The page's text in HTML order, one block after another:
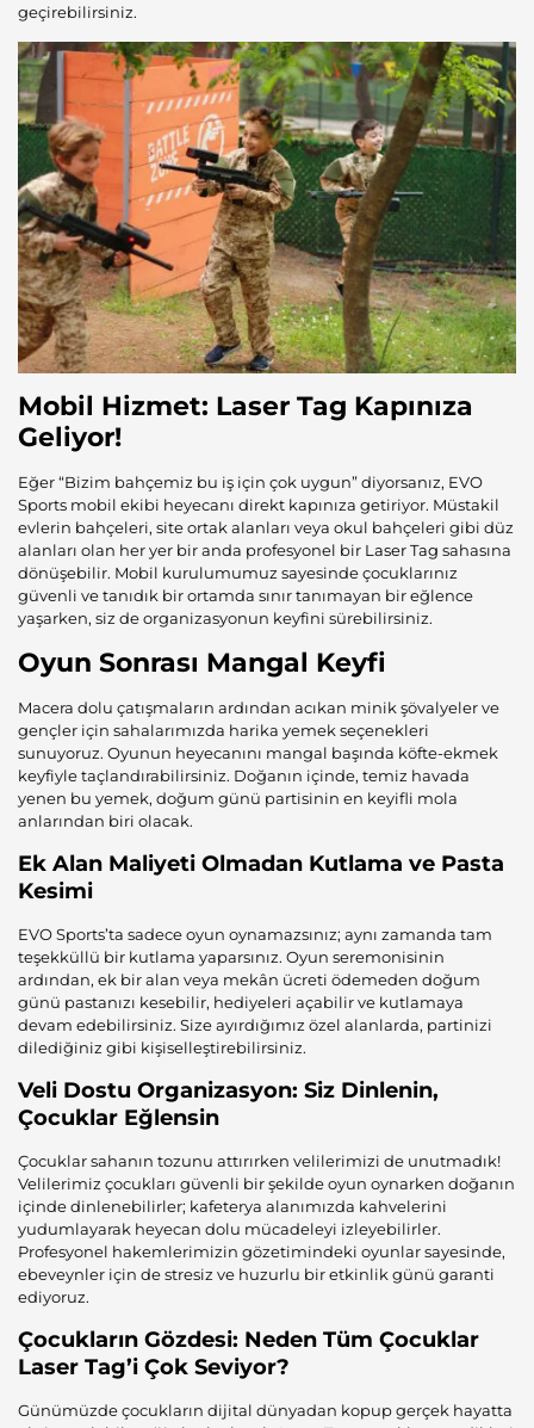
geçirebilirsiniz.
Mobil Hizmet: Laser Tag Kapınıza
Geliyor!
Eğer “Bizim bahçemiz bu iş için çok uygun” diyorsanız, EVO
Sports mobil ekibi heyecanı direkt kapınıza getiriyor. Müstakil
evlerin bahçeleri, site ortak alanları veya okul bahçeleri gibi düz
alanları olan her yer bir anda profesyonel bir Laser Tag sahasına
dönüşebilir. Mobil kurulumumuz sayesinde çocuklarınız
güvenli ve tanıdık bir ortamda sınır tanımayan bir eğlence
yaşarken, siz de organizasyonun keyfini sürebilirsiniz.
Oyun Sonrası Mangal Keyfi
Macera dolu çatışmaların ardından acıkan minik şövalyeler ve
gençler için sahalarımızda harika yemek seçenekleri
sunuyoruz. Oyunun heyecanını mangal başında köfte-ekmek
keyfiyle taçlandırabilirsiniz. Doğanın içinde, temiz havada
yenen bu yemek, doğum günü partisinin en keyifli mola
anlarından biri olacak.
Ek Alan Maliyeti Olmadan Kutlama ve Pasta
Kesimi
EVO Sports’ta sadece oyun oynamazsınız; aynı zamanda tam
teşekküllü bir kutlama yaparsınız. Oyun seremonisinin
ardından, ek bir alan veya mekân ücreti ödemeden doğum
günü pastanızı kesebilir, hediyeleri açabilir ve kutlamaya
devam edebilirsiniz. Size ayırdığımız özel alanlarda, partinizi
dilediğiniz gibi kişiselleştirebilirsiniz.
Veli Dostu Organizasyon: Siz Dinlenin,
Çocuklar Eğlensin
Çocuklar sahanın tozunu attırırken velilerimizi de unutmadık!
Velilerimiz çocukları güvenli bir şekilde oyun oynarken doğanın
içinde dinlenebilirler; kafeterya alanımızda kahvelerini
yudumlayarak heyecan dolu mücadeleyi izleyebilirler.
Profesyonel hakemlerimizin gözetimindeki oyunlar sayesinde,
ebeveynler için de stresiz ve huzurlu bir etkinlik günü garanti
ediyoruz.
Çocukların Gözdesi: Neden Tüm Çocuklar
Laser Tag’i Çok Seviyor?
Günümüzde çocukların dijital dünyadan kopup gerçek hayatta